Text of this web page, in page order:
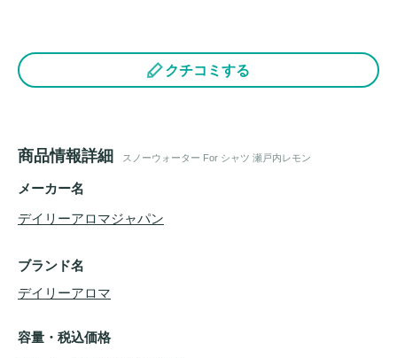
クチコミする
商品情報詳細 スノーウォーター For シャツ 瀬戸内レモン
メーカー名
デイリーアロマジャパン
ブランド名
デイリーアロマ
容量・税込価格